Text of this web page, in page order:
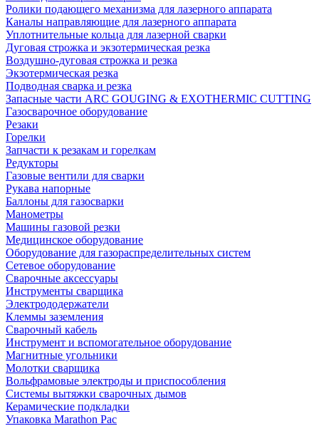
Ролики подающего механизма для лазерного аппарата
Каналы направляющие для лазерного аппарата
Уплотнительные кольца для лазерной сварки
Дуговая строжка и экзотермическая резка
Воздушно-дуговая строжка и резка
Экзотермическая резка
Подводная сварка и резка
Запасные части ARC GOUGING & EXOTHERMIC CUTTING
Газосварочное оборудование
Резаки
Горелки
Запчасти к резакам и горелкам
Редукторы
Газовые вентили для сварки
Рукава напорные
Баллоны для газосварки
Манометры
Машины газовой резки
Медицинское оборудование
Оборудование для газораспределительных систем
Сетевое оборудование
Сварочные аксессуары
Инструменты сварщика
Электрододержатели
Клеммы заземления
Сварочный кабель
Инструмент и вспомогательное оборудование
Магнитные угольники
Молотки сварщика
Вольфрамовые электроды и приспособления
Системы вытяжки сварочных дымов
Керамические подкладки
Упаковка Marathon Pac